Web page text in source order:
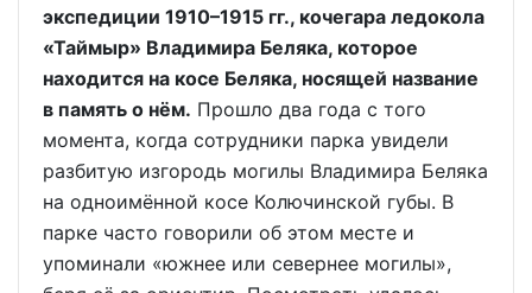
экспедиции 1910–1915 гг., кочегара ледокола
«Таймыр» Владимира Беляка, которое
находится на косе Беляка, носящей название
в память о нём. Прошло два года с того
момента, когда сотрудники парка увидели
разбитую изгородь могилы Владимира Беляка
на одноимённой косе Колючинской губы. В
парке часто говорили об этом месте и
упоминали «южнее или севернее могилы»,